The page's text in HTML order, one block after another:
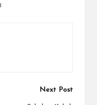
Next Post